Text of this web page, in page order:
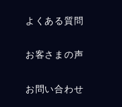
よくある質問
お客さまの声
お問い合わせ